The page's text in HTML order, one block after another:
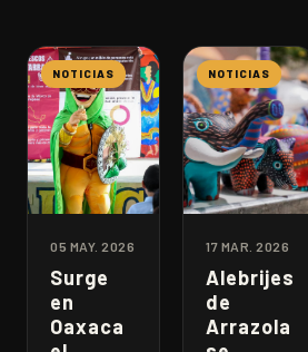
NOTICIAS
05 MAY. 2026
Surge
en
Oaxaca
NOTICIAS
17 MAR. 2026
Alebrijes
de
Arrazola